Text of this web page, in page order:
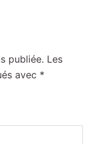
publiée. Les
avec *